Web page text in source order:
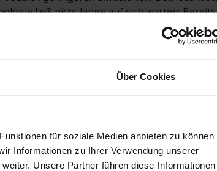
Über Cookies
für soziale Medien anbieten zu können
Informationen zu Ihrer Verwendung unserer
Unsere Partner führen diese Informationen
ließ nicht lange auf sich warten: Bereits
Engine of the Year“ gekürt. Eines der
angesichts der Größe und
Akteur in ihrem exklusiven Segment der
der 2000er-Jahre große
erhielt von der Fachpresse sehr gute
Die Gesamtverkäufe von Rolls-Royce
2005 796 Fahrzeuge verkauft, waren es
viertürige Limousinen, Cabriolets, SUVs